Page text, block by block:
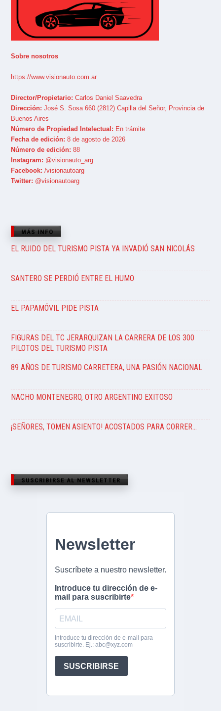
Sobre nosotros
https://www.visionauto.com.ar
Director/Propietario: Carlos Daniel Saavedra
Dirección: José S. Sosa 660 (2812) Capilla del Señor, Provincia de
Buenos Aires
Número de Propiedad Intelectual: En trámite
Fecha de edición: 8 de agosto de 2026
Número de edición: 88
Instagram: @visionauto_arg
Facebook: /visionautoarg
Twitter: @visionautoarg
MÁS INFO
EL RUIDO DEL TURISMO PISTA YA INVADIÓ SAN NICOLÁS
SANTERO SE PERDIÓ ENTRE EL HUMO
EL PAPAMÓVIL PIDE PISTA
FIGURAS DEL TC JERARQUIZAN LA CARRERA DE LOS 300
PILOTOS DEL TURISMO PISTA
89 AÑOS DE TURISMO CARRETERA, UNA PASIÓN NACIONAL
NACHO MONTENEGRO, OTRO ARGENTINO EXITOSO
¡SEÑORES, TOMEN ASIENTO! ACOSTADOS PARA CORRER…
SUSCRIBIRSE AL NEWSLETTER